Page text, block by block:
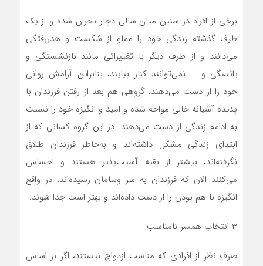
برخی از افراد در سنین میان سالی دچار بحران شده و از یک
طرف گذشته زندگی خود را مملو از شکست و هدررفتگی
می‌دانند و از طرف دیگر با تغییراتی مانند بازنشستگی و
یائسگی و … نمی‌توانند کنار بیایند، بنابراین آرامش روانی
خود را از دست می‌دهند. گروهی هم بعد از رفتن فرزندان با
پدیده آشیانه خالی مواجه شده و امید و انگیزه خود را نسبت
به ادامه زندگی از دست می‌دهند. در این گروه کسانی که از
ابتدای زندگی مشکل داشته‌اند و به‌خاطر فرزندان طلاق
نگرفته‌اند، بیشتر از بقیه آسیب‌پذیر هستند و احساس
می‌کنند الان که فرزندان به سر وسامان رسیده‌اند، در واقع
انگیزه با هم بودن را از دست داده‌اند و بهتر است جدا شوند.
۳ انتخاب همسر نامناسب
صرف نظر از افرادی که مناسب ازدواج نیستند، اگر بر اساس